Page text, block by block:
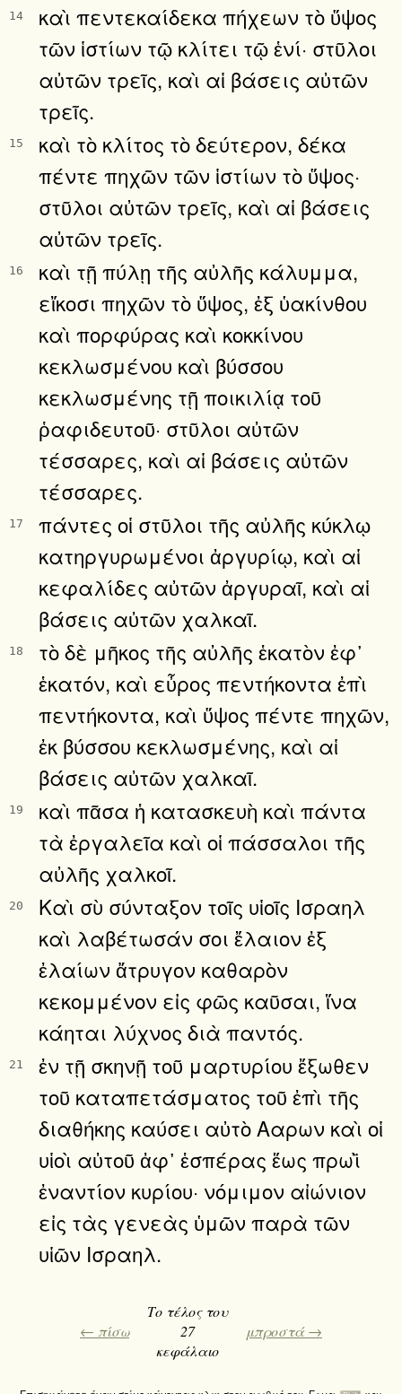
14
καὶ πεντεκαίδεκα πήχεων τὸ ὕψος
τῶν ἱστίων τῷ κλίτει τῷ ἑνί· στῦλοι
αὐτῶν τρεῖς, καὶ αἱ βάσεις αὐτῶν
τρεῖς.
15
καὶ τὸ κλίτος τὸ δεύτερον, δέκα
πέντε πηχῶν τῶν ἱστίων τὸ ὕψος·
στῦλοι αὐτῶν τρεῖς, καὶ αἱ βάσεις
αὐτῶν τρεῖς.
16
καὶ τῇ πύλῃ τῆς αὐλῆς κάλυμμα,
εἴκοσι πηχῶν τὸ ὕψος, ἐξ ὑακίνθου
καὶ πορφύρας καὶ κοκκίνου
κεκλωσμένου καὶ βύσσου
κεκλωσμένης τῇ ποικιλίᾳ τοῦ
ῥαφιδευτοῦ· στῦλοι αὐτῶν
τέσσαρες, καὶ αἱ βάσεις αὐτῶν
τέσσαρες.
17
πάντες οἱ στῦλοι τῆς αὐλῆς κύκλῳ
κατηργυρωμένοι ἀργυρίῳ, καὶ αἱ
κεφαλίδες αὐτῶν ἀργυραῖ, καὶ αἱ
βάσεις αὐτῶν χαλκαῖ.
18
τὸ δὲ μῆκος τῆς αὐλῆς ἑκατὸν ἐφ᾿
ἑκατόν, καὶ εὖρος πεντήκοντα ἐπὶ
πεντήκοντα, καὶ ὕψος πέντε πηχῶν,
ἐκ βύσσου κεκλωσμένης, καὶ αἱ
βάσεις αὐτῶν χαλκαῖ.
19
καὶ πᾶσα ἡ κατασκευὴ καὶ πάντα
τὰ ἐργαλεῖα καὶ οἱ πάσσαλοι τῆς
αὐλῆς χαλκοῖ.
20
Καὶ σὺ σύνταξον τοῖς υἱοῖς Ισραηλ
καὶ λαβέτωσάν σοι ἔλαιον ἐξ
ἐλαίων ἄτρυγον καθαρὸν
κεκομμένον εἰς φῶς καῦσαι, ἵνα
κάηται λύχνος διὰ παντός.
21
ἐν τῇ σκηνῇ τοῦ μαρτυρίου ἔξωθεν
τοῦ καταπετάσματος τοῦ ἐπὶ τῆς
διαθήκης καύσει αὐτὸ Ααρων καὶ οἱ
υἱοὶ αὐτοῦ ἀφ᾿ ἑσπέρας ἕως πρωῒ
ἐναντίον κυρίου· νόμιμον αἰώνιον
εἰς τὰς γενεὰς ὑμῶν παρὰ τῶν
υἱῶν Ισραηλ.
← πίσω
Το τέλος του
27
κεφάλαιο
μπροστά →